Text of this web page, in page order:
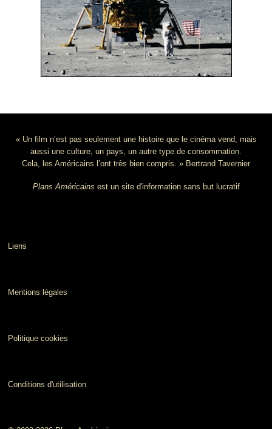
« Un film n’est pas seulement une histoire que le cinéma vend, mais
aussi une culture, un pays, un autre type de consommation.
Cela, les Américains l’ont très bien compris. » Bertrand Tavernier
Plans Américains est un site d'information sans but lucratif
Liens
Mentions légales
Politique cookies
Conditions d'utilisation